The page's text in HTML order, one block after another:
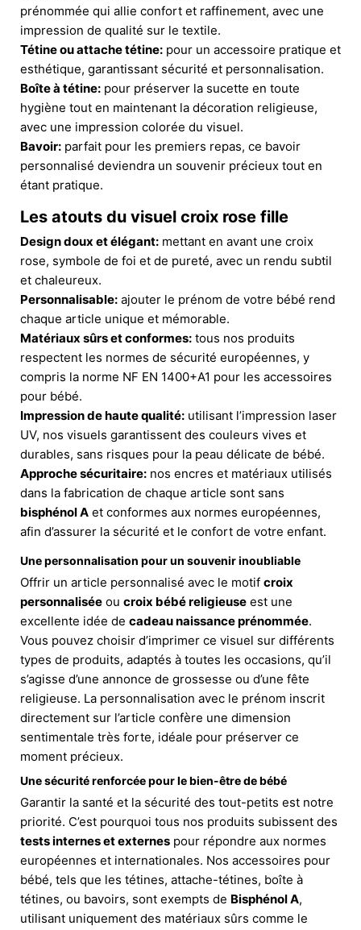
prénommée qui allie confort et raffinement, avec une
impression de qualité sur le textile.
Tétine ou attache tétine: pour un accessoire pratique et
esthétique, garantissant sécurité et personnalisation.
Boîte à tétine: pour préserver la sucette en toute
hygiène tout en maintenant la décoration religieuse,
avec une impression colorée du visuel.
Bavoir: parfait pour les premiers repas, ce bavoir
personnalisé deviendra un souvenir précieux tout en
étant pratique.
Les atouts du visuel croix rose fille
Design doux et élégant: mettant en avant une croix
rose, symbole de foi et de pureté, avec un rendu subtil
et chaleureux.
Personnalisable: ajouter le prénom de votre bébé rend
chaque article unique et mémorable.
Matériaux sûrs et conformes: tous nos produits
respectent les normes de sécurité européennes, y
compris la norme NF EN 1400+A1 pour les accessoires
pour bébé.
Impression de haute qualité: utilisant l’impression laser
UV, nos visuels garantissent des couleurs vives et
durables, sans risques pour la peau délicate de bébé.
Approche sécuritaire: nos encres et matériaux utilisés
dans la fabrication de chaque article sont sans
bisphénol A et conformes aux normes européennes,
afin d’assurer la sécurité et le confort de votre enfant.
Une personnalisation pour un souvenir inoubliable
Offrir un article personnalisé avec le motif croix
personnalisée ou croix bébé religieuse est une
excellente idée de cadeau naissance prénommée.
Vous pouvez choisir d’imprimer ce visuel sur différents
types de produits, adaptés à toutes les occasions, qu’il
s’agisse d’une annonce de grossesse ou d’une fête
religieuse. La personnalisation avec le prénom inscrit
directement sur l’article confère une dimension
sentimentale très forte, idéale pour préserver ce
moment précieux.
Une sécurité renforcée pour le bien-être de bébé
Garantir la santé et la sécurité des tout-petits est notre
priorité. C’est pourquoi tous nos produits subissent des
tests internes et externes pour répondre aux normes
européennes et internationales. Nos accessoires pour
bébé, tels que les tétines, attache-tétines, boîte à
tétines, ou bavoirs, sont exempts de Bisphénol A,
utilisant uniquement des matériaux sûrs comme le